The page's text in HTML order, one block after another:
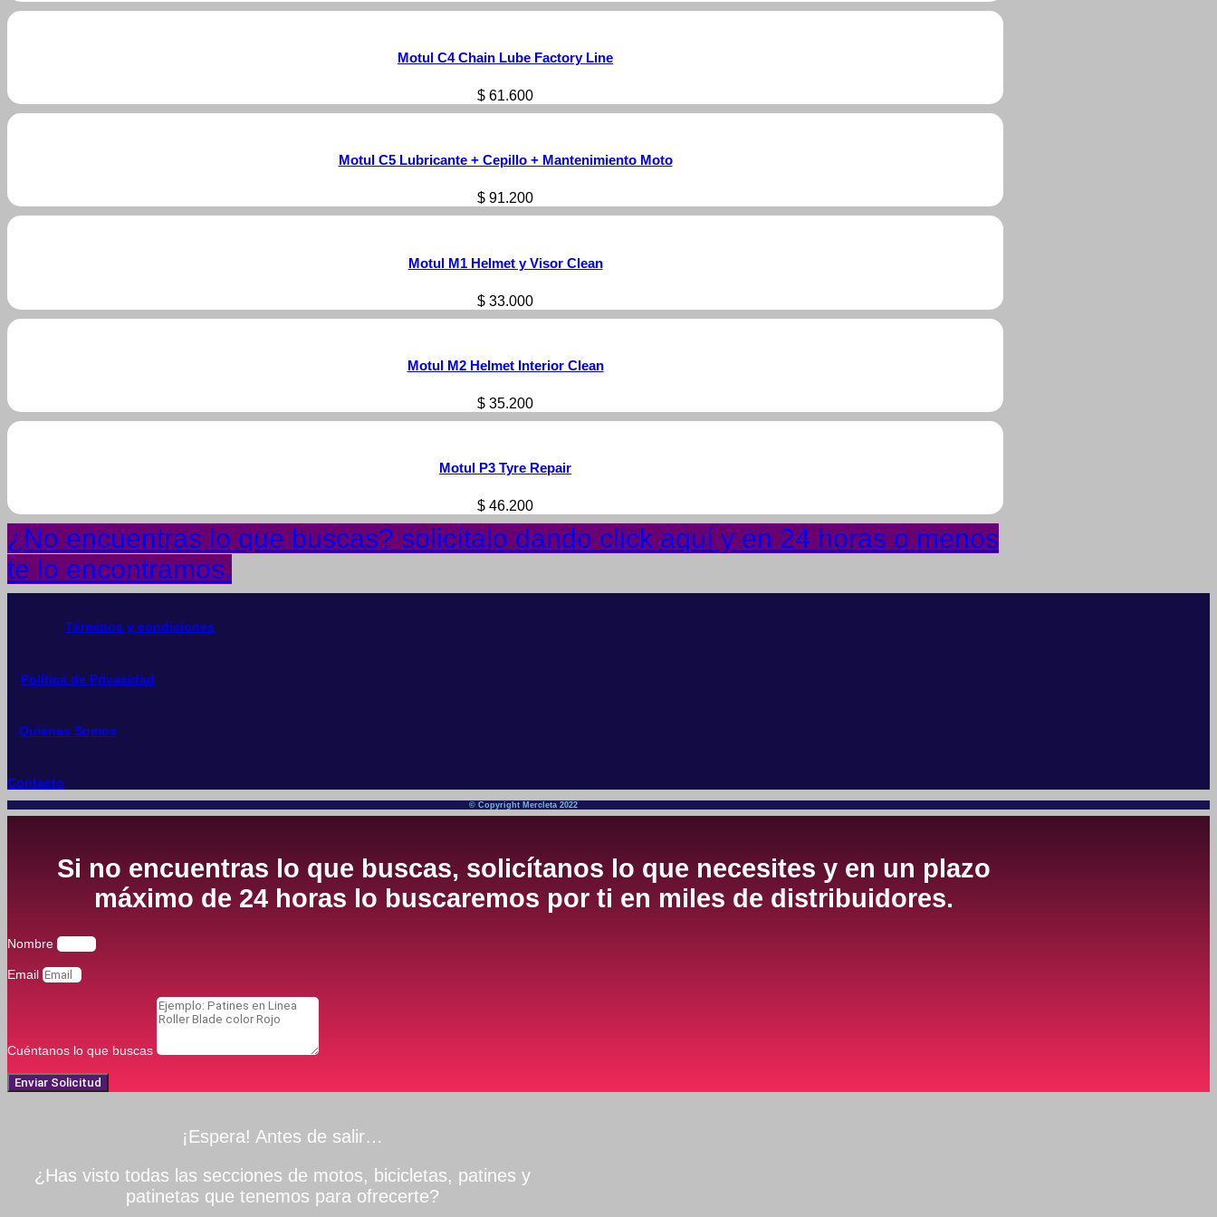
Motul C4 Chain Lube Factory Line
$ 61.600
Motul C5 Lubricante + Cepillo + Mantenimiento Moto
$ 91.200
Motul M1 Helmet y Visor Clean
$ 33.000
Motul M2 Helmet Interior Clean
$ 35.200
Motul P3 Tyre Repair
$ 46.200
¿No encuentras lo que buscas? solicítalo dando click aquí y en 24 horas o menos
te lo encontramos.
Términos y condiciones
Política de Privacidad
Quiénes Somos
Contacto
© Copyright Mercleta 2022
Si no encuentras lo que buscas, solicítanos lo que necesites y en un plazo
máximo de 24 horas lo buscaremos por ti en miles de distribuidores.
Nombre
Email
Cuéntanos lo que buscas
Enviar Solicitud
¡Espera! Antes de salir…
¿Has visto todas las secciones de motos, bicicletas, patines y
patinetas que tenemos para ofrecerte?